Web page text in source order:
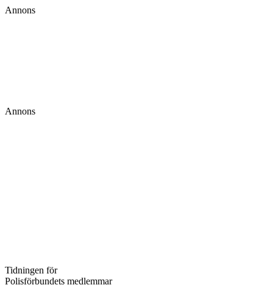
Annons
Annons
Tidningen för
Polisförbundets medlemmar